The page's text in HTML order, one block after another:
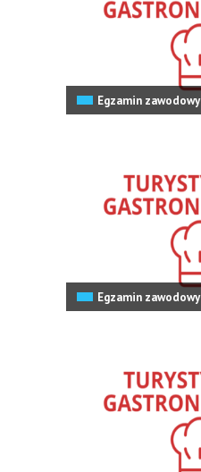
Egzamin zawodowy
Egzamin zawodowy